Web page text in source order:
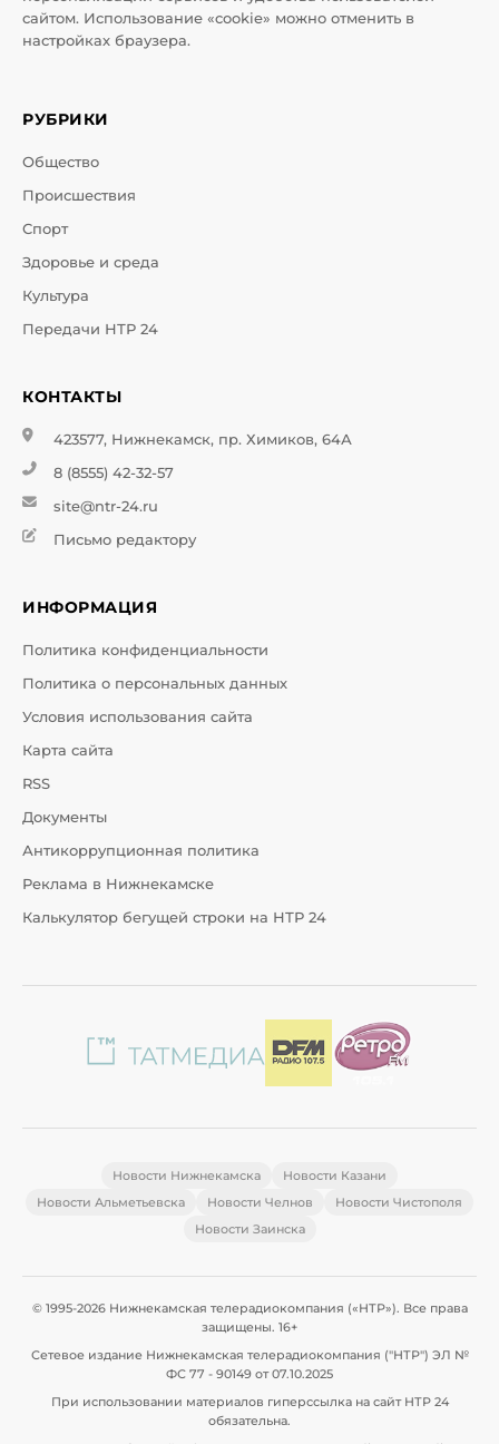
сайтом. Использование «cookie» можно отменить в
настройках браузера.
РУБРИКИ
Общество
Происшествия
Спорт
Здоровье и среда
Культура
Передачи НТР 24
КОНТАКТЫ
423577, Нижнекамск, пр. Химиков, 64А
8 (8555) 42-32-57
site@ntr-24.ru
Письмо редактору
ИНФОРМАЦИЯ
Политика конфиденциальности
Политика о персональных данных
Условия использования сайта
Карта сайта
RSS
Документы
Антикоррупционная политика
Реклама в Нижнекамске
Калькулятор бегущей строки на НТР 24
Новости Нижнекамска
Новости Казани
Новости Альметьевска
Новости Челнов
Новости Чистополя
Новости Заинска
© 1995-2026 Нижнекамская телерадиокомпания («НТР»). Все права
защищены. 16+
Сетевое издание Нижнекамская телерадиокомпания ("НТР") ЭЛ №
ФС 77 - 90149 от 07.10.2025
При использовании материалов гиперссылка на сайт НТР 24
обязательна.